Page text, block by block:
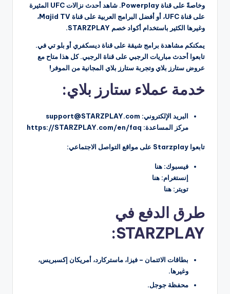
وخاصةً على قناة Powerplay. شاهد أحدث نزالات UFC المثيرة
على قناة UFC، أو أفضل البرامج العربية على قناة Majid TV،
وغيرها الكثير باستخدام أكواد خصم STARZPLAY.
يمكنكم مشاهدة برامج شيقة على قناة ديسكفري أو بلو تي في.
تابعوا أحدث مباريات الرجبي على قناة الرجبي. كل هذا متاح مع
عروض ستارز بلاي وتجربة ستارز بلاي المجانية من الموفر!
خدمة عملاء ستارز بلاي:
البريد الإلكتروني: support@STARZPLAY.com
مركز المساعدة: https://STARZPLAY.com/en/faq
تابعوا Starzplay على مواقع التواصل الاجتماعي:
فيسبوك: هنا
إنستغرام: هنا
تويتر: هنا
طرق الدفع في
STARZPLAY:
بطاقات الائتمان – فيزا، ماستركارد، أمريكان إكسبريس،
وغيرها.
محفظة جوجل.